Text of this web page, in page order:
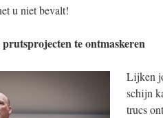
u niet bevalt!
te ontmaskeren
Lijken
schijn
trucs